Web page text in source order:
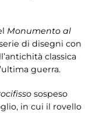
Monumento al
di disegni con
classica
guerra.
sospeso
in cui il rovello